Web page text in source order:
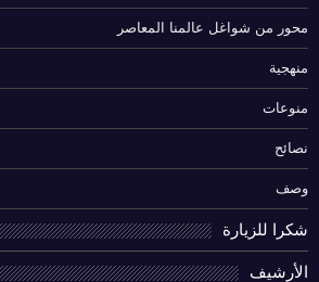
محور من شواغل عالمنا المعاصر
منهجية
منوعات
نصائح
وصف
شكرا للزيارة
الأرشيف